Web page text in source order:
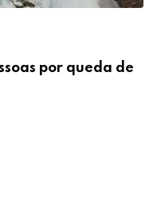
por queda de